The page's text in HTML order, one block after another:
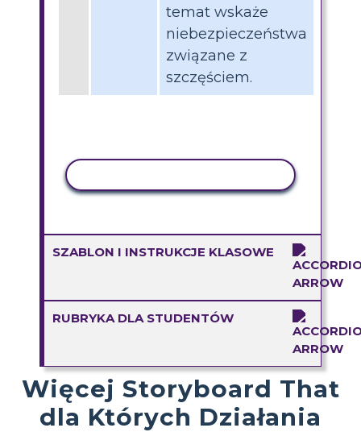
temat wskaże
niebezpieczeństwa
związane z
szczęściem.
SZABLON I INSTRUKCJE KLASOWE
RUBRYKA DLA STUDENTÓW
Więcej Storyboard That
dla Których Działania